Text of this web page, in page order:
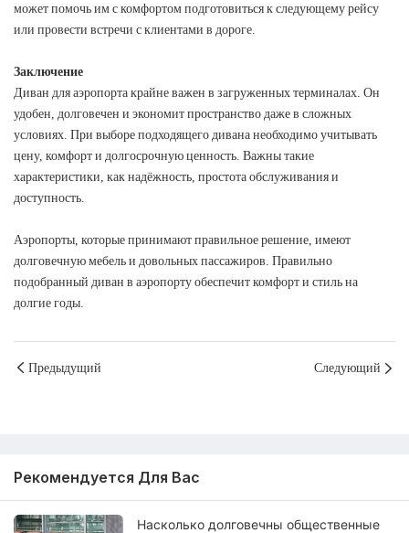
может помочь им с комфортом подготовиться к следующему рейсу
или провести встречи с клиентами в дороге.
Заключение
Диван для аэропорта крайне важен в загруженных терминалах. Он
удобен, долговечен и экономит пространство даже в сложных
условиях. При выборе подходящего дивана необходимо учитывать
цену, комфорт и долгосрочную ценность. Важны такие
характеристики, как надёжность, простота обслуживания и
доступность.
Аэропорты, которые принимают правильное решение, имеют
долговечную мебель и довольных пассажиров. Правильно
подобранный диван в аэропорту обеспечит комфорт и стиль на
долгие годы.
Предыдущий Следующий
Рекомендуется Для Вас
Насколько долговечны общественные